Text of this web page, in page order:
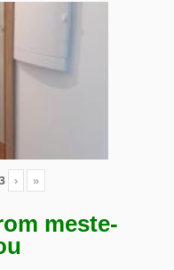
3 › »
meste-